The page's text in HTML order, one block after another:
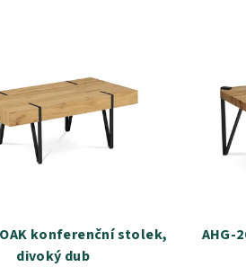
OAK konferenční stolek,
divoký dub
AHG-